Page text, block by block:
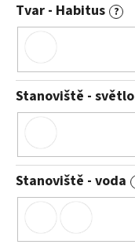
Tvar - Habitus ?
Stanoviště - světlo
Stanoviště - voda